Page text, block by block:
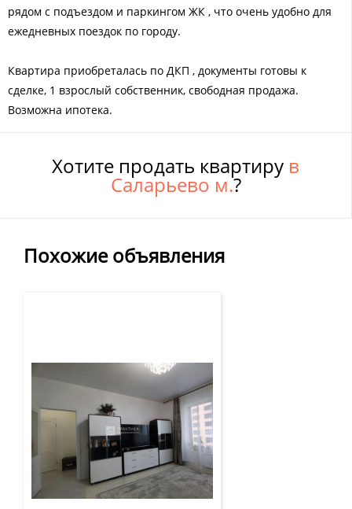
рядом с подъездом и паркингом ЖК , что очень удобно для
ежедневных поездок по городу.
Квартира приобреталась по ДКП , документы готовы к
сделке, 1 взрослый собственник, свободная продажа.
Возможна ипотека.
Похожие объявления
Хотите продать квартиру в
Саларьево м.?